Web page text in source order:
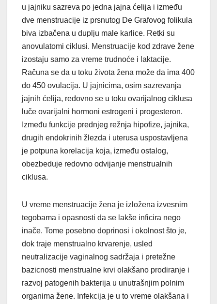
u jajniku sazreva po jedna jajna ćelija i između
dve menstruacije iz prsnutog De Grafovog folikula
biva izbačena u duplju male karlice. Retki su
anovulatomi ciklusi. Menstruacije kod zdrave žene
izostaju samo za vreme trudnoće i laktacije.
Računa se da u toku života žena može da ima 400
do 450 ovulacija. U jajnicima, osim sazrevanja
jajnih ćelija, redovno se u toku ovarijalnog ciklusa
luče ovarijalni hormoni estrogeni i progesteron.
Između funkcije prednjeg režnja hipofize, jajnika,
drugih endokrinih žlezda i uterusa uspostavljena
je potpuna korelacija koja, između ostalog,
obezbeduje redovno odvijanje menstrualnih
ciklusa.
U vreme menstruacije žena je izložena izvesnim
tegobama i opasnosti da se lakše inficira nego
inače. Tome posebno doprinosi i okolnost što je,
dok traje menstrualno krvarenje, usled
neutralizacije vaginalnog sadržaja i pretežne
bazicnosti menstrualne krvi olakšano prodiranje i
razvoj patogenih bakterija u unutrašnjim polnim
organima žene. Infekcija je u to vreme olakšana i